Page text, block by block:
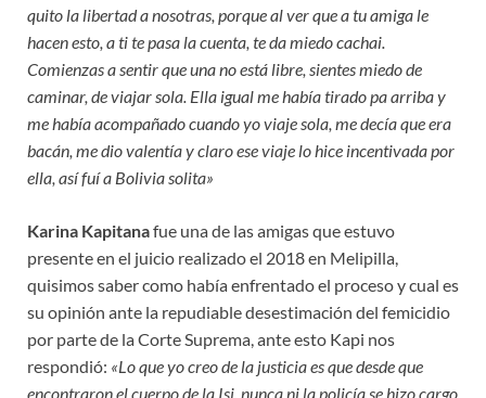
quito la libertad a nosotras, porque al ver que a tu amiga le
hacen esto, a ti te pasa la cuenta, te da miedo cachai.
Comienzas a sentir que una no está libre, sientes miedo de
caminar, de viajar sola. Ella igual me había tirado pa arriba y
me había acompañado cuando yo viaje sola, me decía que era
bacán, me dio valentía y claro ese viaje lo hice incentivada por
ella, así fuí a Bolivia solita»
Karina Kapitanafue una de las amigas que estuvo
presente en el juicio realizado el 2018 en Melipilla,
quisimos saber como había enfrentado el proceso y cual es
su opinión ante la repudiable desestimación del femicidio
por parte de la Corte Suprema, ante esto Kapi nos
respondió: «Lo que yo creo de la justicia es que desde que
encontraron el cuerpo de la Isi, nunca ni la policía se hizo cargo